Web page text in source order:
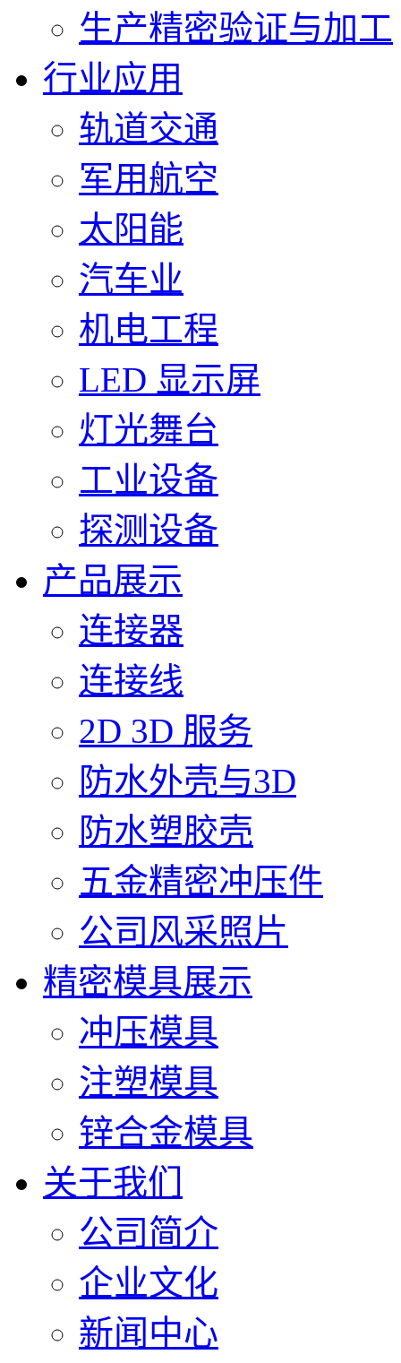
生产精密验证与加工
行业应用
轨道交通
军用航空
太阳能
汽车业
机电工程
LED 显示屏
灯光舞台
工业设备
探测设备
产品展示
连接器
连接线
2D 3D 服务
防水外壳与3D
防水塑胶壳
五金精密冲压件
公司风采照片
精密模具展示
冲压模具
注塑模具
锌合金模具
关于我们
公司简介
企业文化
新闻中心